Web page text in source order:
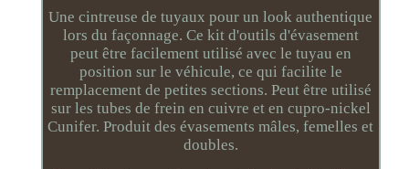
Une cintreuse de tuyaux pour un look authentique
lors du façonnage. Ce kit d'outils d'évasement
peut être facilement utilisé avec le tuyau en
position sur le véhicule, ce qui facilite le
remplacement de petites sections. Peut être utilisé
sur les tubes de frein en cuivre et en cupro-nickel
Cunifer. Produit des évasements mâles, femelles et
doubles.